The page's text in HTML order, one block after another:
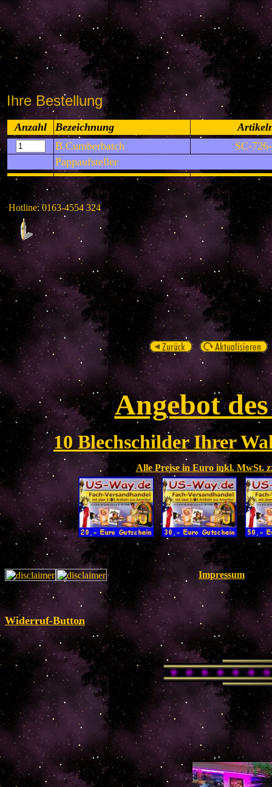
Ihre Bestellung
Anzahl Bezeichnung
B.Cumberbatch
SC-
Pappaufsteller
Hotline: 0163-4554 324
Angebot
10 Blechschilder Ihrer
Alle Preise in Euro inkl. MwSt.
Impressum
Widerruf-Button